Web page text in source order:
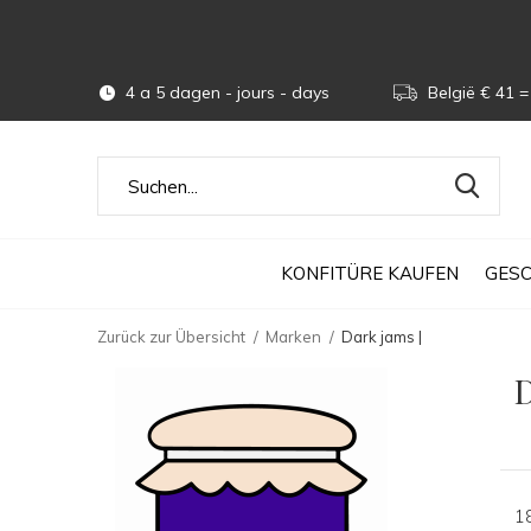
KONFITÜRE KAUFEN
4 a 5 dagen - jours - days België € 41
Zurück zur Übersicht Marken Dark jams |